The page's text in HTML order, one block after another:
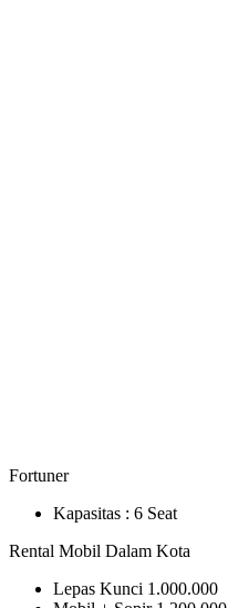
Fortuner
Kapasitas : 6 Seat
Rental Mobil Dalam Kota
Lepas Kunci 1.000.000